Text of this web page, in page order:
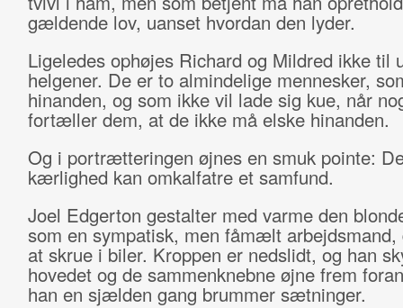
gældende lov, uanset hvordan den lyder.
Ligeledes ophøjes Richard og Mildred ikke til
helgener. De er to almindelige mennesker,
hinanden, og som ikke vil lade sig kue, når
fortæller dem, at de ikke må elske hinanden.
Og i portrætteringen øjnes en smuk pointe:
kærlighed kan omkalfatre et samfund.
Joel Edgerton gestalter med varme den
som en sympatisk, men fåmælt arbejdsmand,
at skrue i biler. Kroppen er nedslidt, og han
hovedet og de sammenknebne øjne frem
han en sjælden gang brummer sætninger.